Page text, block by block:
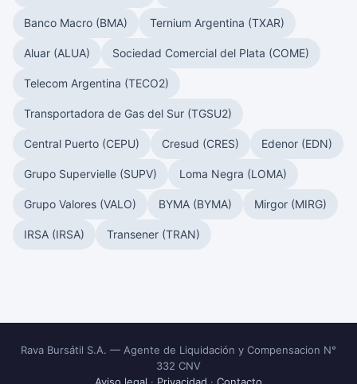
Banco Macro (BMA) Ternium Argentina (TXAR)
Aluar (ALUA) Sociedad Comercial del Plata (COME)
Telecom Argentina (TECO2)
Transportadora de Gas del Sur (TGSU2)
Central Puerto (CEPU) Cresud (CRES) Edenor (EDN)
Grupo Supervielle (SUPV) Loma Negra (LOMA)
Grupo Valores (VALO) BYMA (BYMA) Mirgor (MIRG)
IRSA (IRSA) Transener (TRAN)
Rava Bursátil S.A. — Agente de Liquidación y Compensacion N°
332 CNV